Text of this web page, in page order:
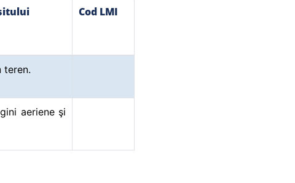
Cod LMI
teren.
aeriene şi